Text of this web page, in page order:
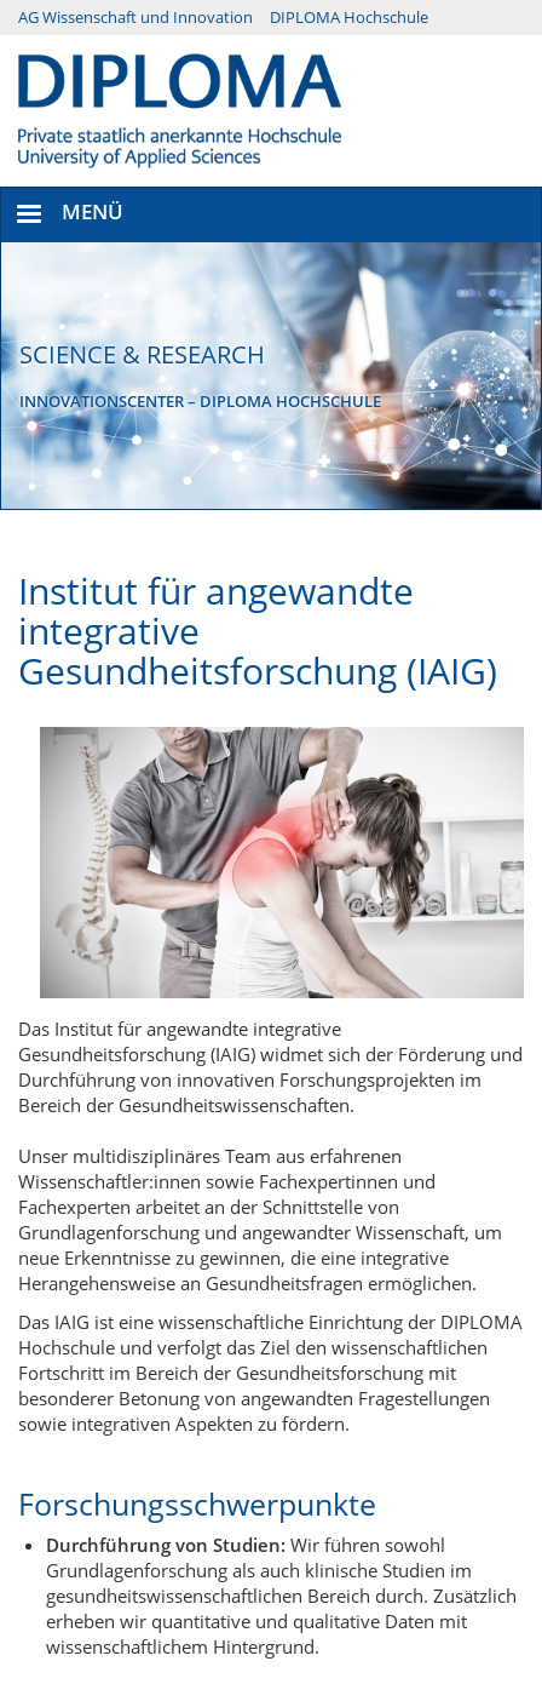
Direkt
Inhalt
Secondary
AG Wissenschaft und Innovation DIPLOMA Hochschule
MENÜ
SCIENCE & RESEARCH
INNOVATIONSCENTER – DIPLOMA HOCHSCHULE
Institut für angewandte
integrative
Gesundheitsforschung (IAIG)
Das Institut für angewandte integrative
Gesundheitsforschung (IAIG) widmet sich der Förderung und
Durchführung von innovativen Forschungsprojekten im
Bereich der Gesundheitswissenschaften.
Unser multidisziplinäres Team aus erfahrenen
Wissenschaftler:innen sowie Fachexpertinnen und
Fachexperten arbeitet an der Schnittstelle von
Grundlagenforschung und angewandter Wissenschaft, um
neue Erkenntnisse zu gewinnen, die eine integrative
Herangehensweise an Gesundheitsfragen ermöglichen.
Das IAIG ist eine wissenschaftliche Einrichtung der DIPLOMA
Hochschule und verfolgt das Ziel den wissenschaftlichen
Fortschritt im Bereich der Gesundheitsforschung mit
besonderer Betonung von angewandten Fragestellungen
sowie integrativen Aspekten zu fördern.
Forschungsschwerpunkte
Durchführung von Studien: Wir führen sowohl
Grundlagenforschung als auch klinische Studien im
gesundheitswissenschaftlichen Bereich durch. Zusätzlich
erheben wir quantitative und qualitative Daten mit
wissenschaftlichem Hintergrund.